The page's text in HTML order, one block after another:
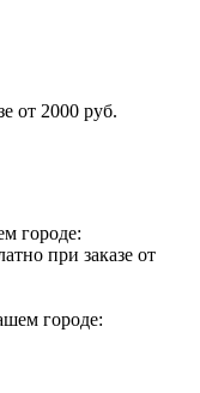
от 2000 руб.
городе:
при заказе от
городе: